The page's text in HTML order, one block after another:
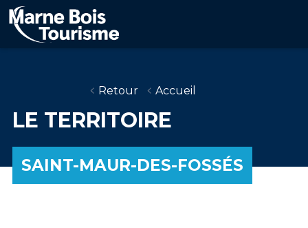
Aller
au
contenu
principal
Retour Accueil
LE TERRITOIRE
SAINT-MAUR-DES-FOSSÉS